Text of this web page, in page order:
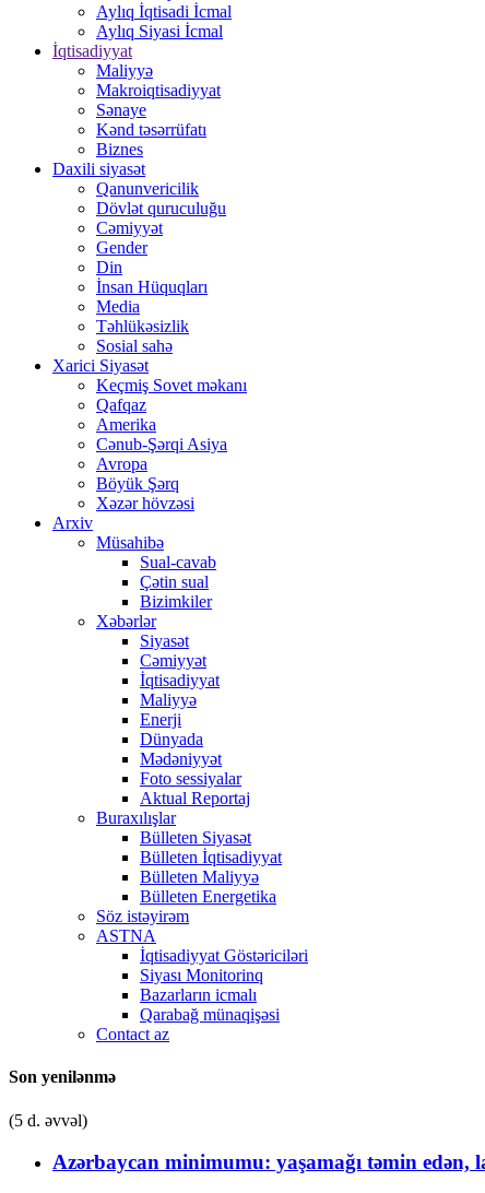
Aylıq İqtisadi İcmal
Aylıq Siyasi İcmal
İqtisadiyyat
Maliyyə
Makroiqtisadiyyat
Sənaye
Kənd təsərrüfatı
Biznes
Daxili siyasət
Qanunvericilik
Dövlət quruculuğu
Cəmiyyət
Gender
Din
İnsan Hüquqları
Media
Təhlükəsizlik
Sosial sahə
Xarici Siyasət
Keçmiş Sovet məkanı
Qafqaz
Amerika
Cənub-Şərqi Asiya
Avropa
Böyük Şərq
Xəzər hövzəsi
Arxiv
Müsahibə
Sual-cavab
Çətin sual
Bizimkiler
Xəbərlər
Siyasət
Cəmiyyət
İqtisadiyyat
Maliyyə
Enerji
Dünyada
Mədəniyyət
Foto sessiyalar
Aktual Reportaj
Buraxılışlar
Bülleten Siyasət
Bülleten İqtisadiyyat
Bülleten Maliyyə
Bülleten Energetika
Söz istəyirəm
ASTNA
İqtisadiyyat Göstəriciləri
Siyası Monitorinq
Bazarların icmalı
Qarabağ münaqişəsi
Contact az
Son yenilənmə
(5 d. əvvəl)
Azərbaycan minimumu: yaşamağı təmin edən,